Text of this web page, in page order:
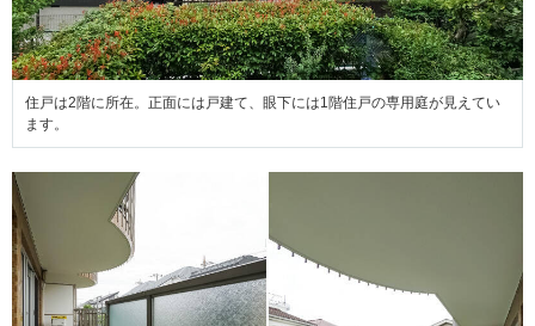
住戸は2階に所在。正面には戸建て、眼下には1階住戸の専用庭が見えてい
ます。